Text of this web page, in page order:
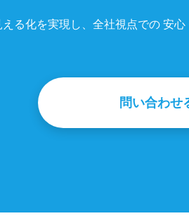
る化を実現し、全社視点での 安
問い合わせ